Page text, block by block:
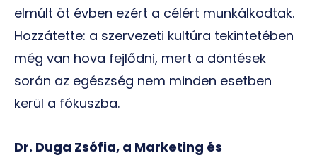
elmúlt öt évben ezért a célért munkálkodtak.
Hozzátette: a szervezeti kultúra tekintetében
még van hova fejlődni, mert a döntések
során az egészség nem minden esetben
kerül a fókuszba.
Dr. Duga Zsófia, a Marketing és